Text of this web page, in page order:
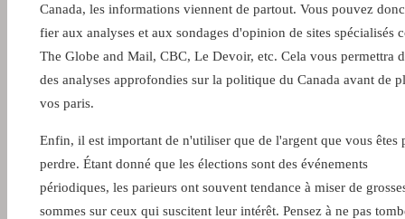
Canada, les informations viennent de partout. Vous pouvez
fier aux analyses et aux sondages d'opinion de sites spécialisés
The Globe and Mail, CBC, Le Devoir, etc. Cela vous permettra
des analyses approfondies sur la politique du Canada avant de
vos paris.
Enfin, il est important de n'utiliser que de l'argent que vous êtes
perdre. Étant donné que les élections sont des événements
périodiques, les parieurs ont souvent tendance à miser de
sommes sur ceux qui suscitent leur intérêt. Pensez à ne pas